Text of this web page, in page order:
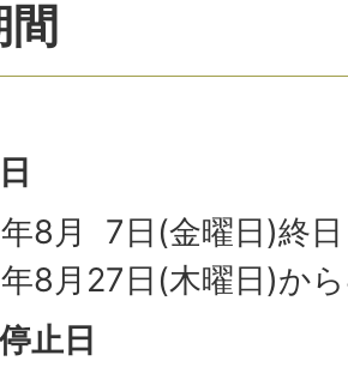
8月 7日(金曜日)終日
8月27日(木曜日)か
止日